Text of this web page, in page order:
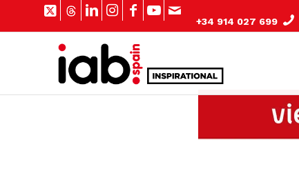
+34 914 027 699